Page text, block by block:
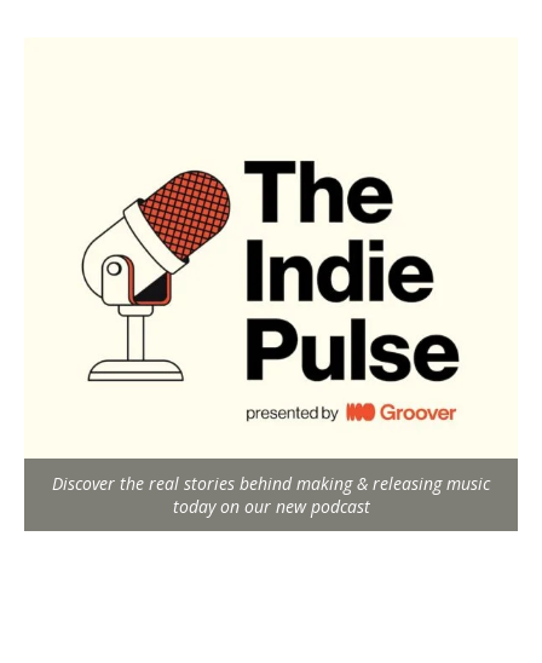
Discover the real stories behind making & releasing music
today on our new podcast